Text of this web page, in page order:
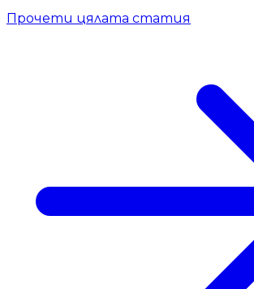
Прочети цялата статия